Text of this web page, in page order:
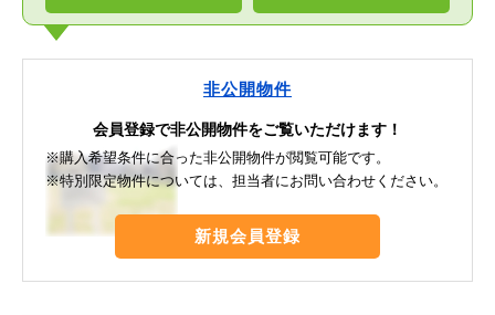
非公開物件
会員登録で非公開物件をご覧いただけます！
※購入希望条件に合った非公開物件が閲覧可能です。
※特別限定物件については、担当者にお問い合わせください。
新規会員登録